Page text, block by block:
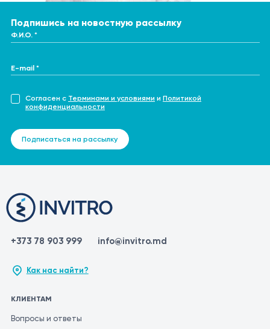
Подпишись на новостную рассылку
Ф.И.О. *
E-mail *
Согласен с Терминами и условиями и Политикой
конфиденциальности
Подписаться на рассылку
+373 78 903 999 info@invitro.md
Как нас найти?
КЛИЕНТАМ
Вопросы и ответы